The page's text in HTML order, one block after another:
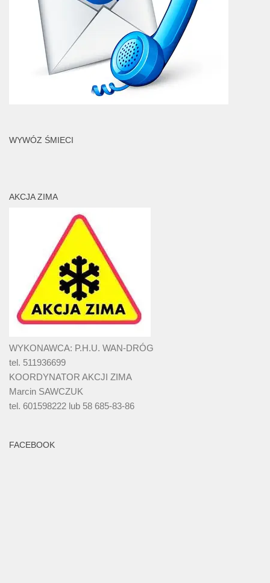
WYWÓZ ŚMIECI
AKCJA ZIMA
WYKONAWCA: P.H.U. WAN-DRÓG
tel. 511936699
KOORDYNATOR AKCJI ZIMA
Marcin SAWCZUK
tel. 601598222 lub 58 685-83-86
FACEBOOK